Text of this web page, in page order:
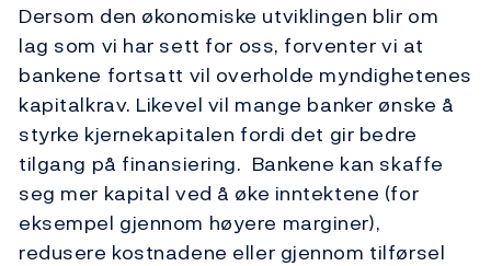
Dersom den økonomiske utviklingen blir om
lag som vi har sett for oss, forventer vi at
bankene fortsatt vil overholde myndighetenes
kapitalkrav. Likevel vil mange banker ønske å
styrke kjernekapitalen fordi det gir bedre
tilgang på finansiering. Bankene kan skaffe
seg mer kapital ved å øke inntektene (for
eksempel gjennom høyere marginer),
redusere kostnadene eller gjennom tilførsel